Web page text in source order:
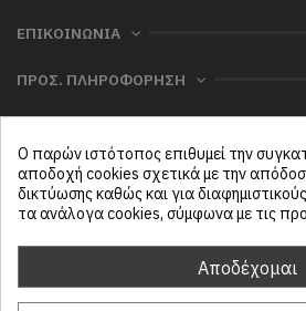
ΕΠΙΚΟΙΝΩΝΙΑ
ΠΡΟΣ. ΠΛΗΡΟΦΟΡΗΣΗ
ΜΕΝΟΥ
Follow us
Ο παρών ιστότοπος επιθυμεί την
αποδοχή cookies σχετικά με την
δικτύωσης καθώς και για
τα ανάλογα cookies, σύμφωνα με τις
Αποδέχομαι